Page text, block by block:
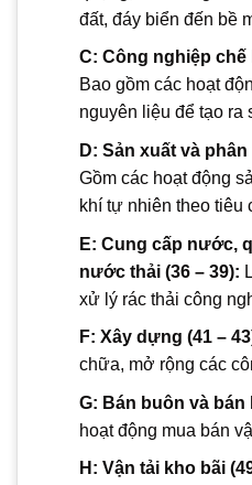
đất, đáy biển đến bề
C: Công nghiệp chế
Bao gồm các hoạt
nguyên liệu để tạo ra
D: Sản xuất và
Gồm các hoạt động
khí tự nhiên theo tiêu
E: Cung cấp nước,
nước thải (36 – 39):
xử lý rác thải công
F: Xây dựng (41 –
chữa, mở rộng các
G: Bán buôn và bán
hoạt động mua bán
H: Vận tải kho bãi